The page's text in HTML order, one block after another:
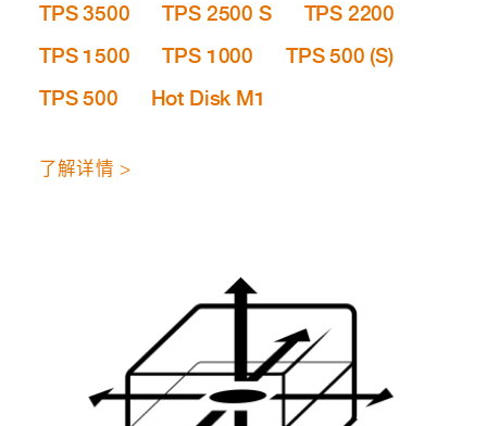
TPS 3500 TPS 2500 S
TPS 2200
TPS 1500
TPS 1000
TPS 500 (S)
TPS 500
Hot Disk M1
了解详情 >